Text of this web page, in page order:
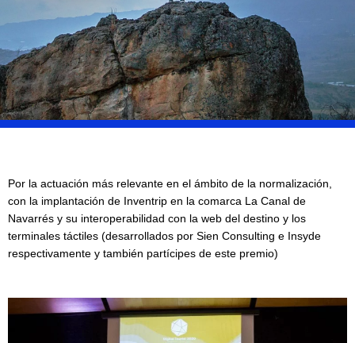
Por la actuación más relevante en el ámbito de la normalización,
con la implantación de Inventrip en la comarca La Canal de
Navarrés y su interoperabilidad con la web del destino y los
terminales táctiles (desarrollados por Sien Consulting e Insyde
respectivamente y también partícipes de este premio)